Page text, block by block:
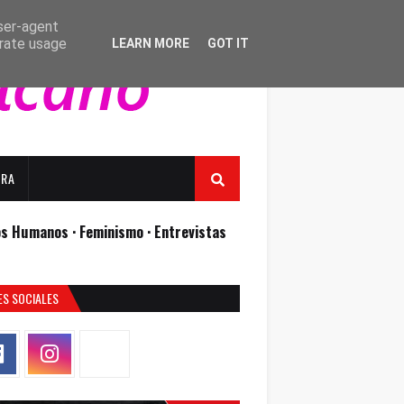
Humanos · Feminismo · Entrevistas
SOCIALES
agent
usage
LEARN MORE GOT IT